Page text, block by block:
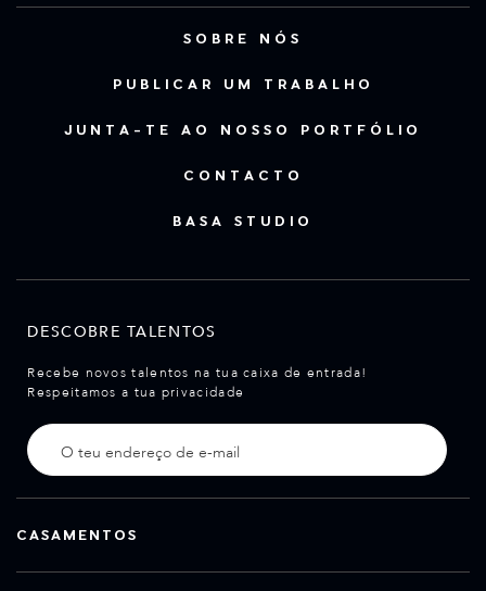
SOBRE NÓS
PUBLICAR UM TRABALHO
JUNTA-TE AO NOSSO PORTFÓLIO
CONTACTO
BASA STUDIO
DESCOBRE TALENTOS
Recebe novos talentos na tua caixa de entrada!
Respeitamos a tua privacidade
CASAMENTOS